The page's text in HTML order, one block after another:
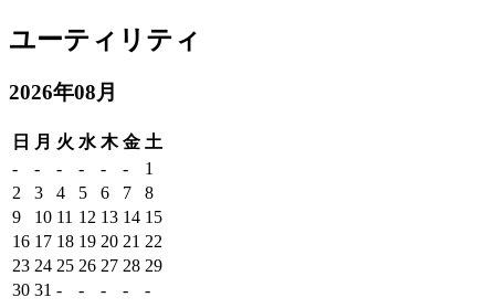
ユーティリティ
2026年08月
日 月 火 水 木 金 土
-
- - - - -
1
2
3 4 5 6 7
8
9
10 11 12 13 14 15
16 17 18 19 20 21 22
23 24 25 26 27 28 29
30 31 - - - - -